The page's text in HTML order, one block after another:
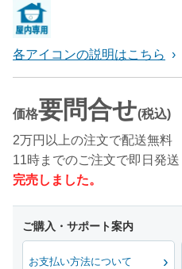
各アイコンの説明はこちら
価格要問合せ(税込)
2万円以上の注文で配送無料
11時までのご注文で即日発
完売しました。
お支払い方法について